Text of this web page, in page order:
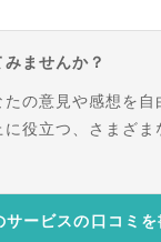
ませんか？
の意見や感想を自
役立つ、さまざま
サービスの口コミを